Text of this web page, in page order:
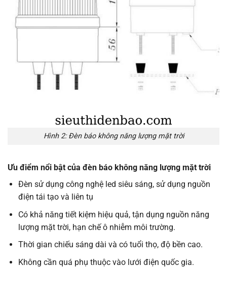
Hình 2: Đèn báo không năng lượng mặt trời
Ưu điểm nổi bật của đèn báo không năng lượng mặt trời
Đèn sử dụng công nghệ led siêu sáng, sử dụng nguồn
điện tái tạo và liên tụ
Có khả năng tiết kiệm hiệu quả, tận dụng nguồn năng
lượng mặt trời, hạn chế ô nhiễm môi trường.
Thời gian chiếu sáng dài và có tuổi thọ, độ bền cao.
Không cần quá phụ thuộc vào lưới điện quốc gia.